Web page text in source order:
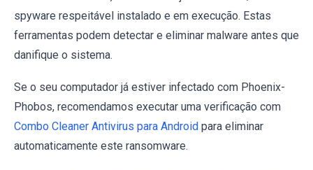
spyware respeitável instalado e em execução. Estas
ferramentas podem detectar e eliminar malware antes que
danifique o sistema.
Se o seu computador já estiver infectado com Phoenix-
Phobos, recomendamos executar uma verificação com
Combo Cleaner Antivirus para Android para eliminar
automaticamente este ransomware.